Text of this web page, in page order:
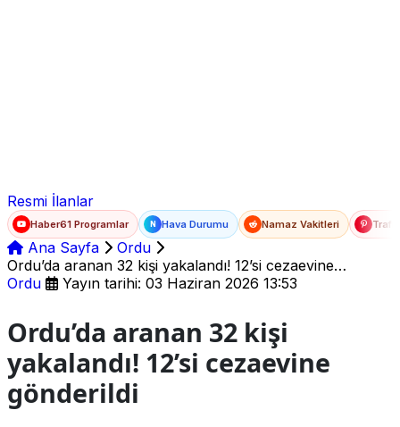
Resmi İlanlar
Haber61 Programlar N Hava Durumu Namaz Vakitleri
Ana Sayfa
Ordu
Ordu’da aranan 32 kişi yakalandı! 12’si cezaevine
gönderildi
Ordu Yayın tarihi: 03 Haziran 2026 13:53
Ordu’da aranan 32 kişi
yakalandı! 12’si cezaevine
gönderildi